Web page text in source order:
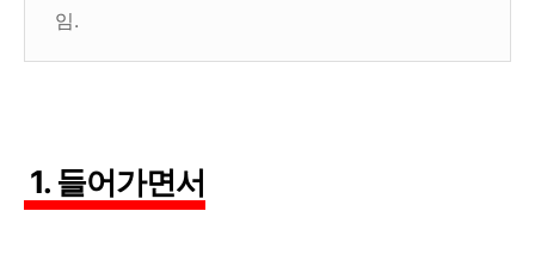
임.
1. 들어가면서